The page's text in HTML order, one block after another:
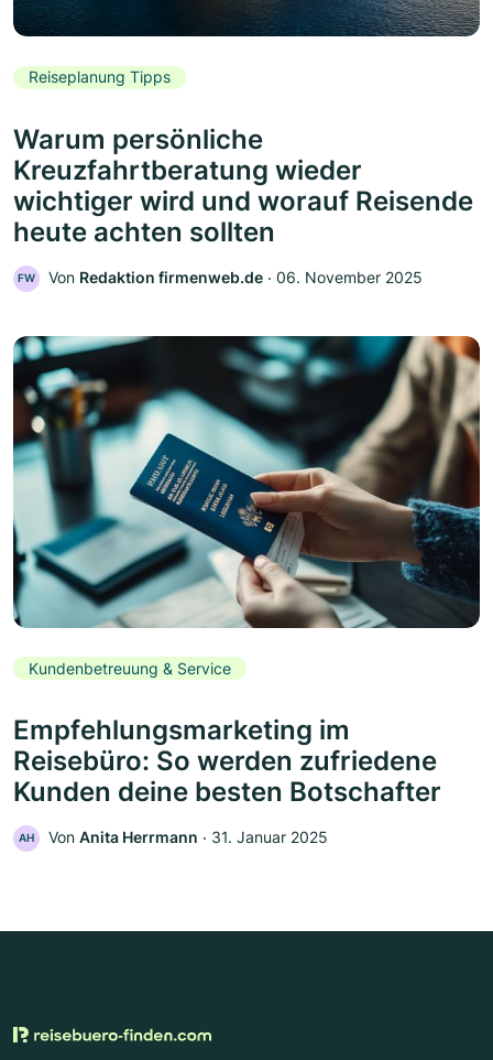
Reiseplanung Tipps
Warum persönliche
Kreuzfahrtberatung wieder
wichtiger wird und worauf Reisende
heute achten sollten
FW Von Redaktion firmenweb.de ‧ 06. November 2025
Kundenbetreuung & Service
Empfehlungsmarketing im
Reisebüro: So werden zufriedene
Kunden deine besten Botschafter
AH Von Anita Herrmann ‧ 31. Januar 2025